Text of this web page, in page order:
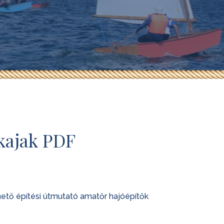
PDF
építési útmutató amatőr hajóépítők